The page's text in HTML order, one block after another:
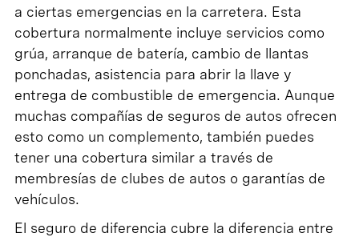
a ciertas emergencias en la carretera. Esta
cobertura normalmente incluye servicios como
grúa, arranque de batería, cambio de llantas
ponchadas, asistencia para abrir la llave y
entrega de combustible de emergencia. Aunque
muchas compañías de seguros de autos ofrecen
esto como un complemento, también puedes
tener una cobertura similar a través de
membresías de clubes de autos o garantías de
vehículos.
El seguro de diferencia cubre la diferencia entre